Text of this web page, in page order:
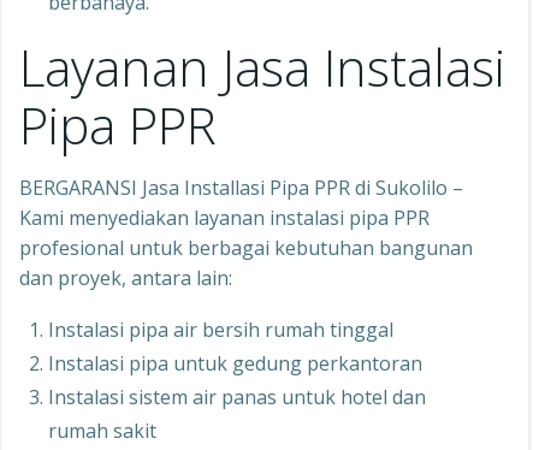
Layanan Jasa Instalasi
Pipa PPR
BERGARANSI Jasa Installasi Pipa PPR di Sukolilo –
Kami menyediakan layanan instalasi pipa PPR
profesional untuk berbagai kebutuhan bangunan
dan proyek, antara lain:
Instalasi pipa air bersih rumah tinggal
Instalasi pipa untuk gedung perkantoran
Instalasi sistem air panas untuk hotel dan
rumah sakit